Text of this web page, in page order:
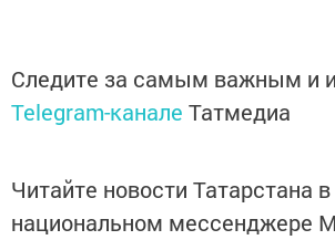
Следите за самым важным и
Telegram-канале Татмедиа
Читайте новости Татарстана в
национальном мессенджере